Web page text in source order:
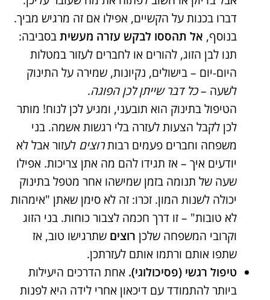
דברו בכנות על הקשיים, אפילו אם זה מרגיש מביך.
בנוסף, אל תהססו לבקש עזרה מעשיתבסביבה:
תנו לבן הזוג, להורים או לחברים לעזור במטלות
היום-יום – בישולים, נקיונות, שמירה על התינוק
לשעה –כל דבר שייתן לכן הפוגה​.
הטיפול בתינוק הוא תובעני, ומגיע לכן לנוח! מותר
לכן לקבל הצעות לעזרה בלי רגשות אשמה​. בני
משפחה וחברים פעמים רבותרוצים לעזור אבל לא
יודעים איך – אז תגידו להם מה אתן צריכות. אפילו
שעה של תנומה בזמן שמישהו אחר מטפל בתינוק
יכולה לשנות המון. זכרו: זה לא סימן שאתן "אימהות
לא טובות" – זו דרך חכמה לצבור כוחות. בני הזוג
וקרובי המשפחה שלכן רוצים שתרגישו טוב, אז
שתפו אותם ורתמו אותם לעזרתכן.
טיפול רגשי (פסיכולוגי). אחת הדרכים היעילות
ביותר להתמודד עם דיכאון אחרי לידה היא לפנות